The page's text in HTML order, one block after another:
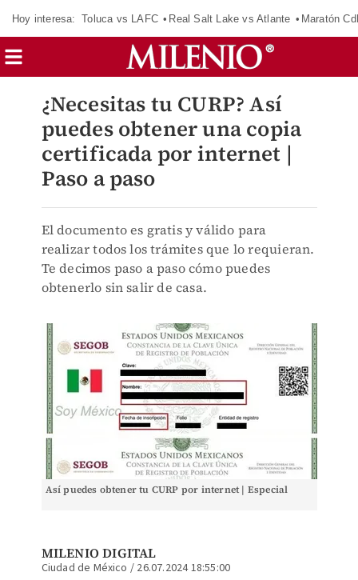
Hoy interesa: Toluca vs LAFC Real Salt Lake vs Atlante Maratón
¿Necesitas tu CURP? Así
puedes obtener una copia
certificada por internet |
Paso a paso
El documento es gratis y válido para
realizar todos los trámites que lo requieran.
Te decimos paso a paso cómo puedes
obtenerlo sin salir de casa.
Así puedes obtener tu CURP por internet | Especial
MILENIO DIGITAL
Ciudad de México / 26.07.2024 18:55:00